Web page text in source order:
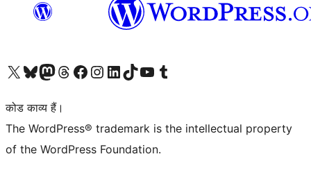
Visit our X (formerly Twitter) account
हमारे बलुस्की खाते पर जाएँVisit our Mastodon account
हमारे थ्रेड्स अकाउंट पर जाएंहमारे फेसबुक पेज पर जाएँहमारे इंस्टाग्राम अकाउंट पर जाएंहमारे लिंक्डइन खाते पर जाएँहमारे टिकटॉक खाते पर जाएँहमारे यूट्यूब चैनल पर जाएंहमारे Tumblr खाते पर जाएँ
कोड काव्य हैं।
The WordPress® trademark is the intellectual property
of the WordPress Foundation.